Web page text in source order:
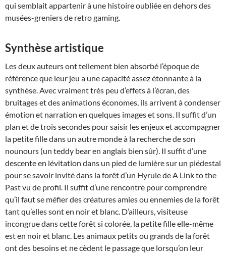
qui semblait appartenir à une histoire oubliée en dehors des
musées-greniers de retro gaming.
Synthèse artistique
Les deux auteurs ont tellement bien absorbé l’époque de
référence que leur jeu a une capacité assez étonnante à la
synthèse. Avec vraiment très peu d’effets à l’écran, des
bruitages et des animations économes, ils arrivent à condenser
émotion et narration en quelques images et sons. Il suffit d’un
plan et de trois secondes pour saisir les enjeux et accompagner
la petite fille dans un autre monde à la recherche de son
nounours (un teddy bear en anglais bien sûr). Il suffit d’une
descente en lévitation dans un pied de lumière sur un piédestal
pour se savoir invité dans la forêt d’un Hyrule de A Link to the
Past vu de profil. Il suffit d’une rencontre pour comprendre
qu’il faut se méfier des créatures amies ou ennemies de la forêt
tant qu’elles sont en noir et blanc. D’ailleurs, visiteuse
incongrue dans cette forêt si colorée, la petite fille elle-même
est en noir et blanc. Les animaux petits ou grands de la forêt
ont des besoins et ne cèdent le passage que lorsqu’on leur